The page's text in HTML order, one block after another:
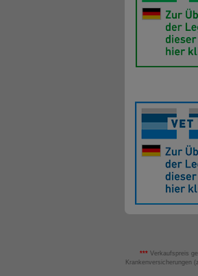
*** Verkaufspreis
Krankenversicherungen